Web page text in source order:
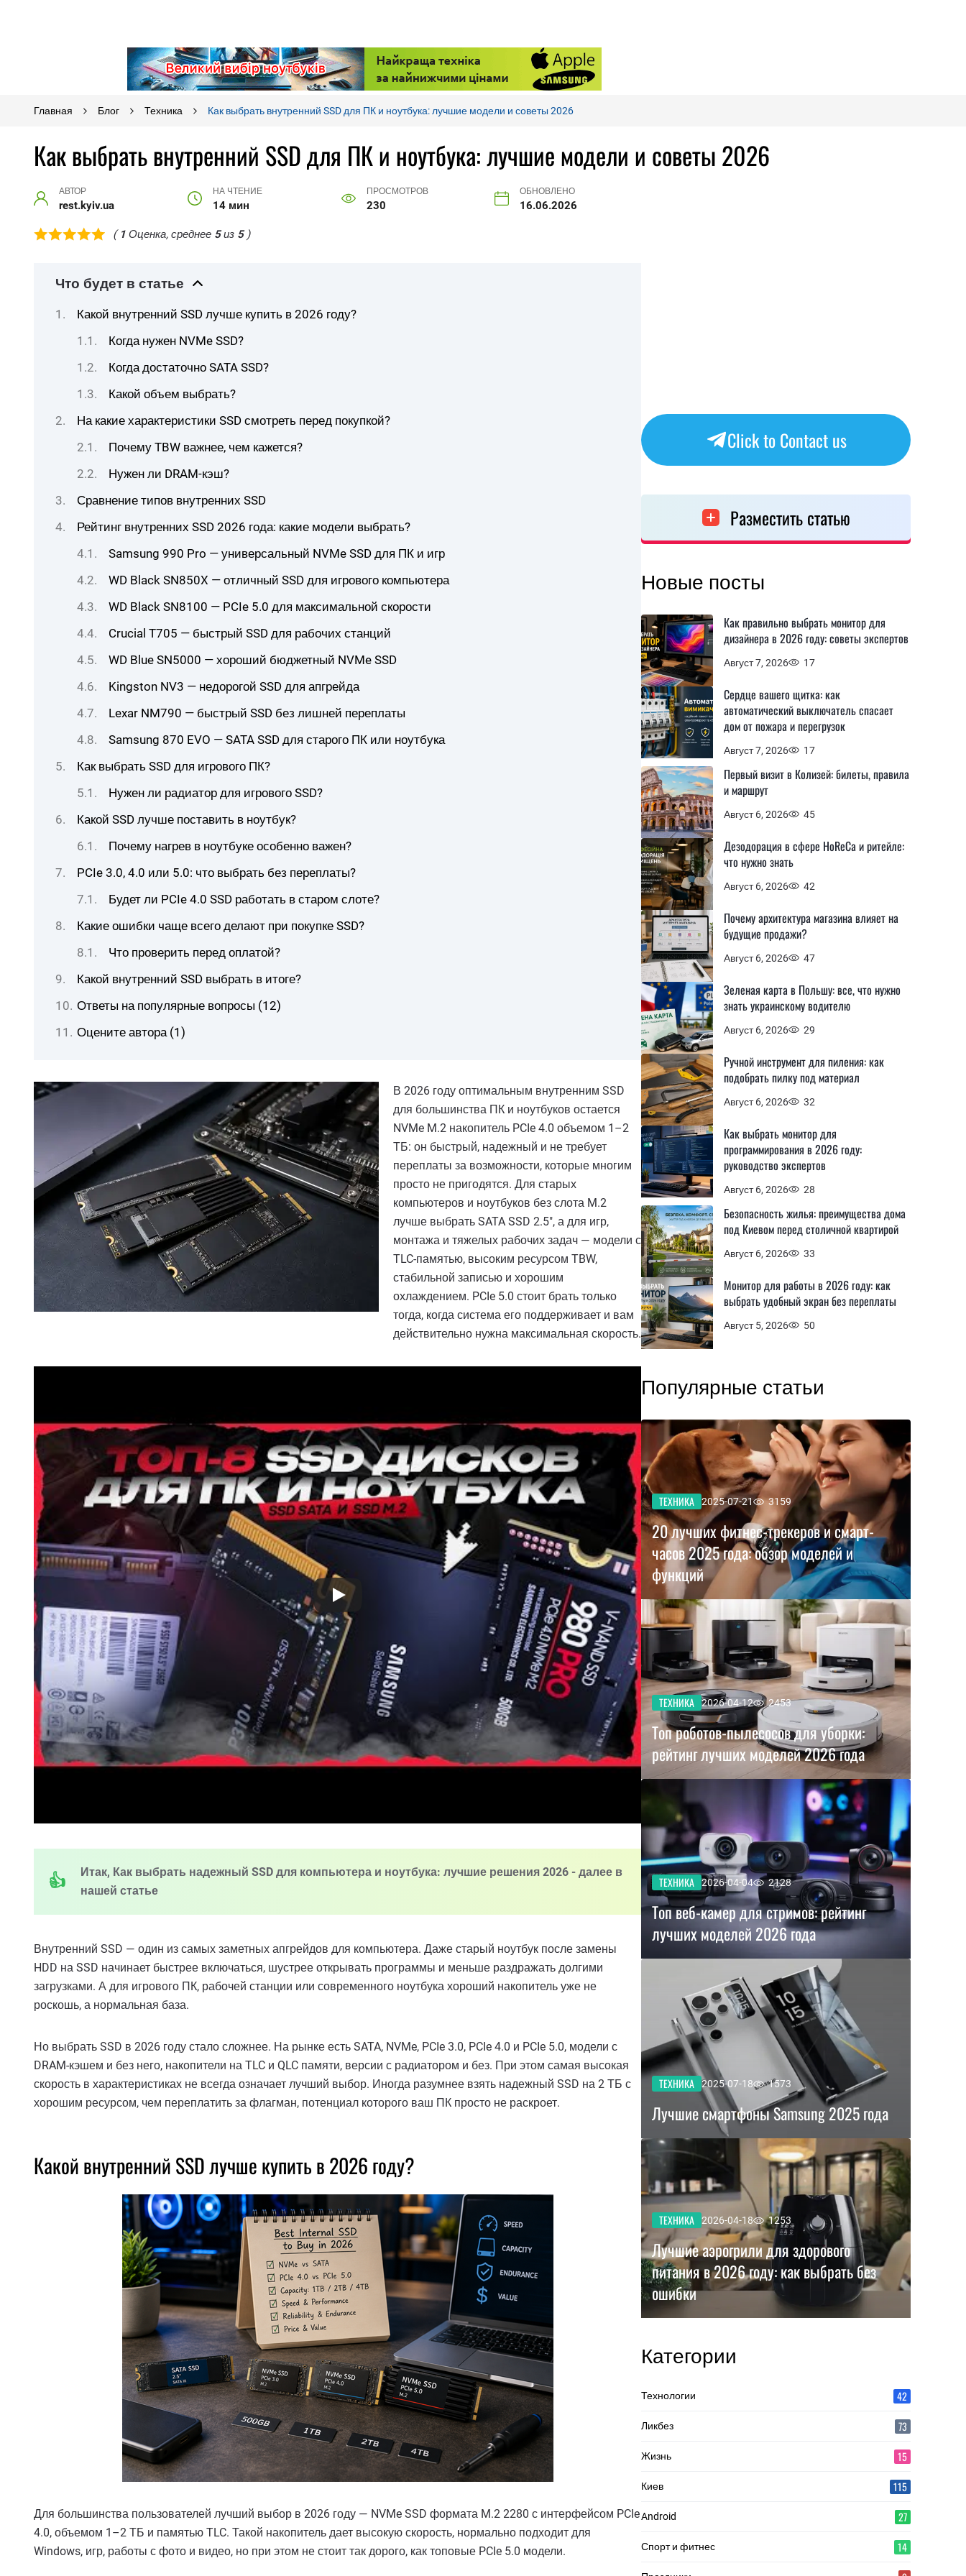
Главная Блог Техника Как выбрать внутренний SSD для ПК и ноутбука: лучшие модели и советы 2026
Как выбрать внутренний SSD для ПК и ноутбука: лучшие модели и советы 2026
АВТОР
rest.kyiv.ua
НА ЧТЕНИЕ
14 мин
ПРОСМОТРОВ
230
ОБНОВЛЕНО
16.06.2026
( 1 Оценка, среднее 5из 5)
Что будет в статье
Какой внутренний SSD лучше купить в 2026 году?
Когда нужен NVMe SSD?
Когда достаточно SATA SSD?
Какой объем выбрать?
На какие характеристики SSD смотреть перед покупкой?
Почему TBW важнее, чем кажется?
Нужен ли DRAM-кэш?
Сравнение типов внутренних SSD
Рейтинг внутренних SSD 2026 года: какие модели выбрать?
Samsung 990 Pro — универсальный NVMe SSD для ПК и игр
WD Black SN850X — отличный SSD для игрового компьютера
WD Black SN8100 — PCIe 5.0 для максимальной скорости
Crucial T705 — быстрый SSD для рабочих станций
WD Blue SN5000 — хороший бюджетный NVMe SSD
Kingston NV3 — недорогой SSD для апгрейда
Lexar NM790 — быстрый SSD без лишней переплаты
Samsung 870 EVO — SATA SSD для старого ПК или ноутбука
Как выбрать SSD для игрового ПК?
Нужен ли радиатор для игрового SSD?
Какой SSD лучше поставить в ноутбук?
Почему нагрев в ноутбуке особенно важен?
PCIe 3.0, 4.0 или 5.0: что выбрать без переплаты?
Будет ли PCIe 4.0 SSD работать в старом слоте?
Какие ошибки чаще всего делают при покупке SSD?
Что проверить перед оплатой?
Какой внутренний SSD выбрать в итоге?
Ответы на популярные вопросы (12)
Оцените автора (1)
В 2026 году оптимальным внутренним SSD
для большинства ПК и ноутбуков остается
NVMe M.2 накопитель PCIe 4.0 объемом 1–2
ТБ: он быстрый, надежный и не требует
переплаты за возможности, которые многим
просто не пригодятся. Для старых
компьютеров и ноутбуков без слота M.2
лучше выбрать SATA SSD 2.5", а для игр,
монтажа и тяжелых рабочих задач — модели с
TLC-памятью, высоким ресурсом TBW,
стабильной записью и хорошим
охлаждением. PCIe 5.0 стоит брать только
тогда, когда система его поддерживает и вам
действительно нужна максимальная скорость.
Итак, Как выбрать надежный SSD для компьютера и ноутбука: лучшие решения 2026 - далее в
нашей статье
Внутренний SSD — один из самых заметных апгрейдов для компьютера. Даже старый ноутбук после замены
HDD на SSD начинает быстрее включаться, шустрее открывать программы и меньше раздражать долгими
загрузками. А для игрового ПК, рабочей станции или современного ноутбука хороший накопитель уже не
роскошь, а нормальная база.
Но выбрать SSD в 2026 году стало сложнее. На рынке есть SATA, NVMe, PCIe 3.0, PCIe 4.0 и PCIe 5.0, модели с
DRAM-кэшем и без него, накопители на TLC и QLC памяти, версии с радиатором и без. При этом самая высокая
скорость в характеристиках не всегда означает лучший выбор. Иногда разумнее взять надежный SSD на 2 ТБ с
хорошим ресурсом, чем переплатить за флагман, потенциал которого ваш ПК просто не раскроет.
Какой внутренний SSD лучше купить в 2026 году?
Для большинства пользователей лучший выбор в 2026 году — NVMe SSD формата M.2 2280 с интерфейсом PCIe
4.0, объемом 1–2 ТБ и памятью TLC. Такой накопитель дает высокую скорость, нормально подходит для
Windows, игр, работы с фото и видео, но при этом не стоит так дорого, как топовые PCIe 5.0 модели.
Click to Contact us
Разместить статью
Новые посты
Август 7, 2026 17
Как правильно выбрать монитор для
дизайнера в 2026 году: советы экспертов
Август 7, 2026 17
Сердце вашего щитка: как
автоматический выключатель спасает
дом от пожара и перегрузок
Август 6, 2026 45
Первый визит в Колизей: билеты, правила
и маршрут
Август 6, 2026 42
Дезодорация в сфере HoReCa и ритейле:
что нужно знать
Август 6, 2026 47
Почему архитектура магазина влияет на
будущие продажи?
Август 6, 2026 29
Зеленая карта в Польшу: все, что нужно
знать украинскому водителю
Август 6, 2026 32
Ручной инструмент для пиления: как
подобрать пилку под материал
Август 6, 2026 28
Как выбрать монитор для
программирования в 2026 году:
руководство экспертов
Август 6, 2026 33
Безопасность жилья: преимущества дома
под Киевом перед столичной квартирой
Август 5, 2026 50
Монитор для работы в 2026 году: как
выбрать удобный экран без переплаты
Популярные статьи
ТЕХНИКА 2025-07-21 3159
20 лучших фитнес-трекеров и смарт-
часов 2025 года: обзор моделей и
функций
ТЕХНИКА 2026-04-12 2453
Топ роботов-пылесосов для уборки:
рейтинг лучших моделей 2026 года
ТЕХНИКА 2026-04-04 2128
Топ веб-камер для стримов: рейтинг
лучших моделей 2026 года
ТЕХНИКА 2025-07-18 1573
Лучшие смартфоны Samsung 2025 года
ТЕХНИКА 2026-04-18 1253
Лучшие аэрогрили для здорового
питания в 2026 году: как выбрать без
ошибки
Категории
Технологии 42
Ликбез 73
Жизнь 15
Киев 115
Android 27
Спорт и фитнес 14